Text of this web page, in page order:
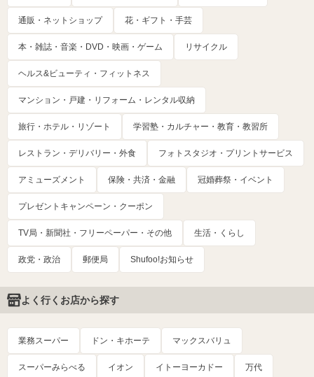
通販・ネットショップ 花・ギフト・手芸
本・雑誌・音楽・DVD・映画・ゲーム リサイクル
ヘルス&ビューティ・フィットネス
マンション・戸建・リフォーム・レンタル収納
旅行・ホテル・リゾート 学習塾・カルチャー・教育・教習所
レストラン・デリバリー・外食 フォトスタジオ・プリントサービス
アミューズメント 保険・共済・金融 冠婚葬祭・イベント
プレゼントキャンペーン・クーポン
TV局・新聞社・フリーペーパー・その他 生活・くらし
政党・政治 郵便局 Shufoo!お知らせ
よく行くお店から探す
業務スーパー ドン・キホーテ マックスバリュ
スーパーみらべる イオン イトーヨーカドー 万代